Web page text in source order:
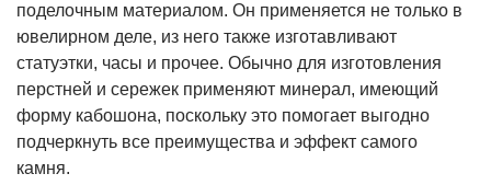
поделочным материалом. Он применяется не только в
ювелирном деле, из него также изготавливают
статуэтки, часы и прочее. Обычно для изготовления
перстней и сережек применяют минерал, имеющий
форму кабошона, поскольку это помогает выгодно
подчеркнуть все преимущества и эффект самого
камня.